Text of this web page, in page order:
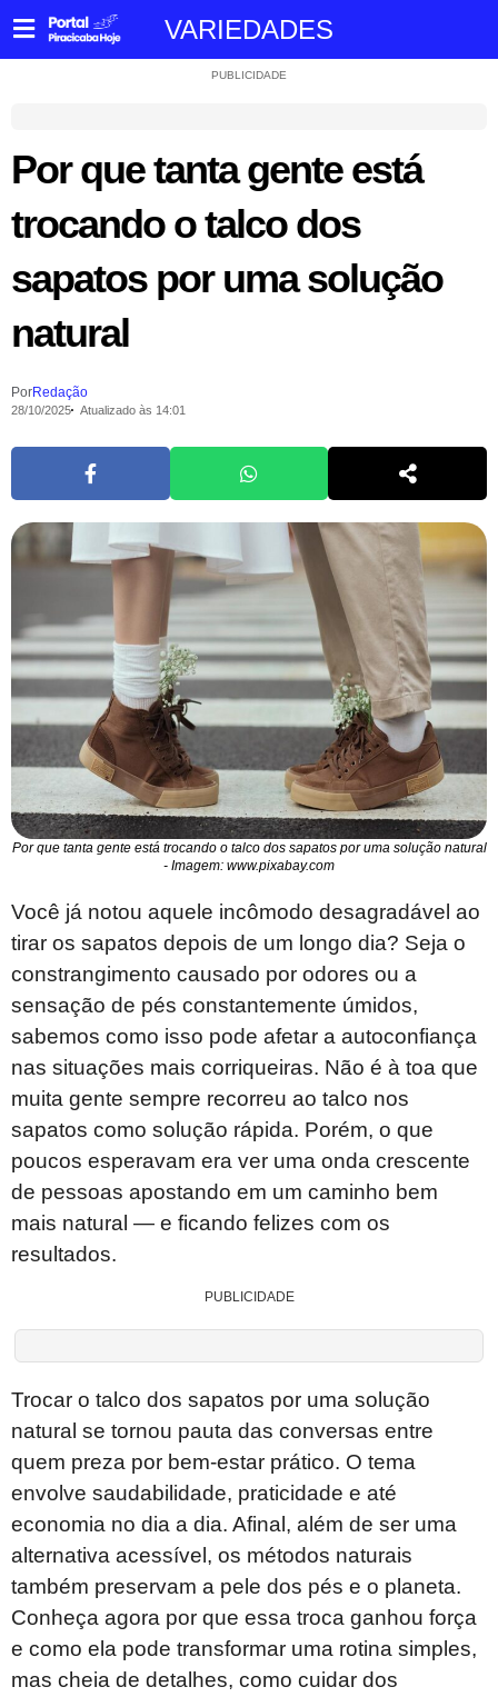
VARIEDADES
PUBLICIDADE
Por que tanta gente está
trocando o talco dos
sapatos por uma solução
natural
PorRedação
28/10/2025 Atualizado às 14:01
Por que tanta gente está trocando o talco dos sapatos por uma solução natural
- Imagem: www.pixabay.com
Você já notou aquele incômodo desagradável ao
tirar os sapatos depois de um longo dia? Seja o
constrangimento causado por odores ou a
sensação de pés constantemente úmidos,
sabemos como isso pode afetar a autoconfiança
nas situações mais corriqueiras. Não é à toa que
muita gente sempre recorreu ao talco nos
sapatos como solução rápida. Porém, o que
poucos esperavam era ver uma onda crescente
de pessoas apostando em um caminho bem
mais natural — e ficando felizes com os
resultados.
PUBLICIDADE
Trocar o talco dos sapatos por uma solução
natural se tornou pauta das conversas entre
quem preza por bem-estar prático. O tema
envolve saudabilidade, praticidade e até
economia no dia a dia. Afinal, além de ser uma
alternativa acessível, os métodos naturais
também preservam a pele dos pés e o planeta.
Conheça agora por que essa troca ganhou força
e como ela pode transformar uma rotina simples,
mas cheia de detalhes, como cuidar dos